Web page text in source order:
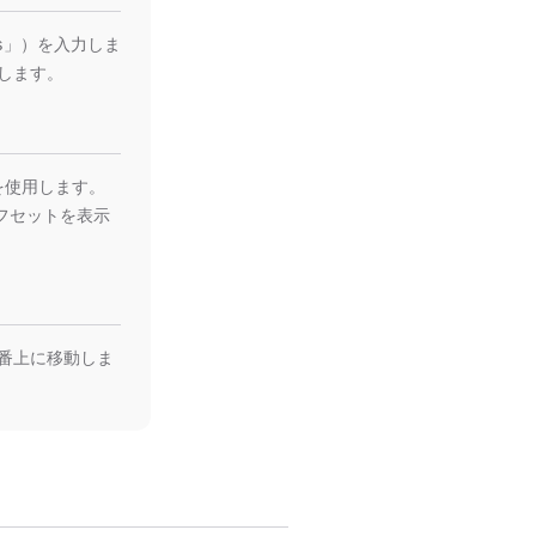
）を入力しま
す。
用します。
セットを表示
上に移動しま